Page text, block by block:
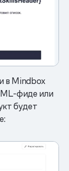
в Mindbox
фиде или
будет